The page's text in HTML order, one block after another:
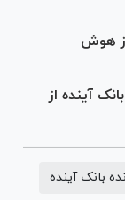
هوش
آینده از
بانک آینده